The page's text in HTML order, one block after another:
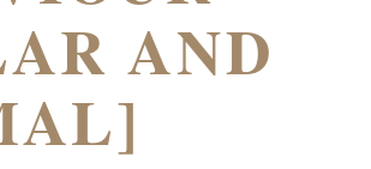
AND